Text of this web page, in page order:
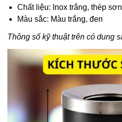
Chất liệu: Inox trắng, thép
Màu sắc: Màu trắng, đen
Thông số kỹ thuật trên có dung